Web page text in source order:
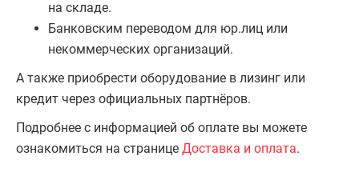
на складе.
Банковским переводом для юр.лиц или
некоммерческих организаций.
А также приобрести оборудование в лизинг или
кредит через официальных партнёров.
Подробнее с информацией об оплате вы можете
ознакомиться на странице Доставка и оплата.